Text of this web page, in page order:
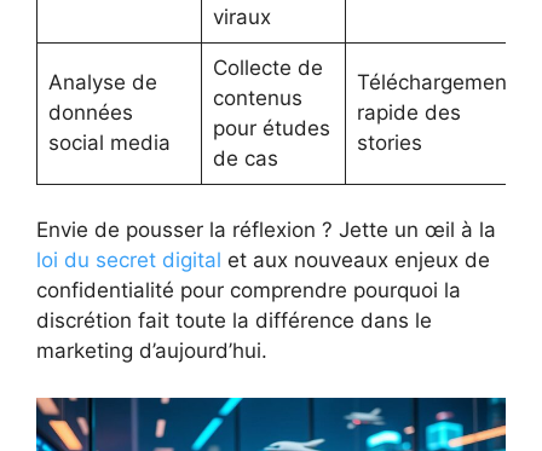
viraux
Analyse de
données
social media
Collecte de
contenus
pour études
de cas
Téléchargement
rapide des
stories
Envie de pousser la réflexion ? Jette un œil à la
loi du secret digital et aux nouveaux enjeux de
confidentialité pour comprendre pourquoi la
discrétion fait toute la différence dans le
marketing d’aujourd’hui.